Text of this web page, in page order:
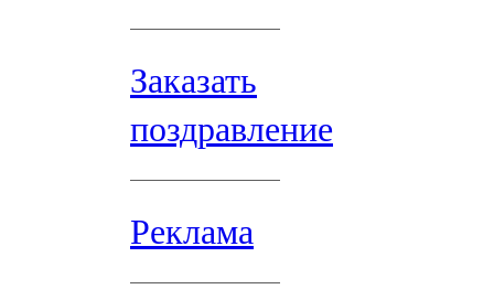
Заказать
поздравление
Реклама